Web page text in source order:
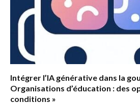
Intégrer l’IA générative dans la
Organisations d’éducation : des
conditions »